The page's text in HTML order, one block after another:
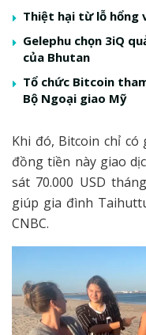
Thiệt hại từ lỗ hổng
Gelephu chọn 3iQ
của Bhutan
Tổ chức Bitcoin
Bộ Ngoại giao Mỹ
Khi đó, Bitcoin chỉ có
đồng tiền này giao
sát 70.000 USD
giúp gia đình
CNBC.